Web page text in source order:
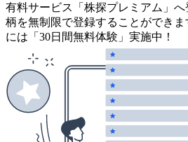
有料サービス「株探プレミアム」
柄を無制限で登録することができ
には「30日間無料体験」実施中！